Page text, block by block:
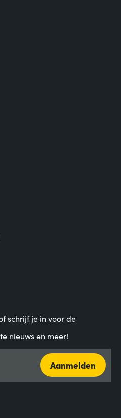
schrijf je in voor de
nieuws en meer!
Aanmelden